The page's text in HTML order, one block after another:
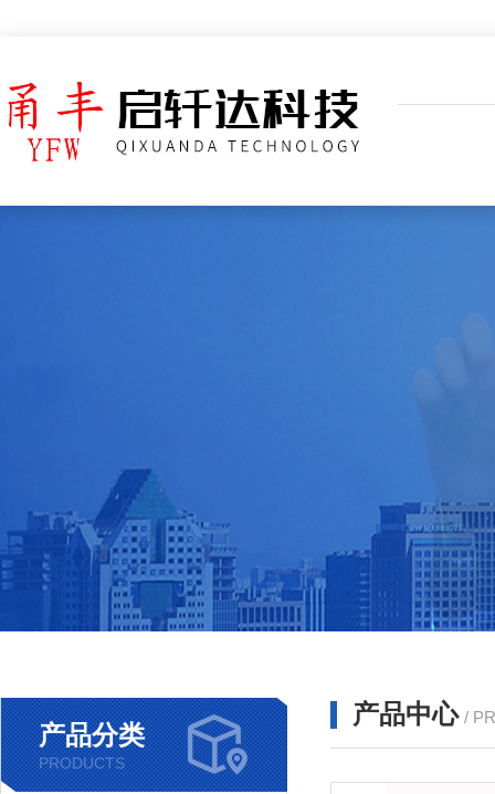
产品分类
PRODUCTS
产品中心 /